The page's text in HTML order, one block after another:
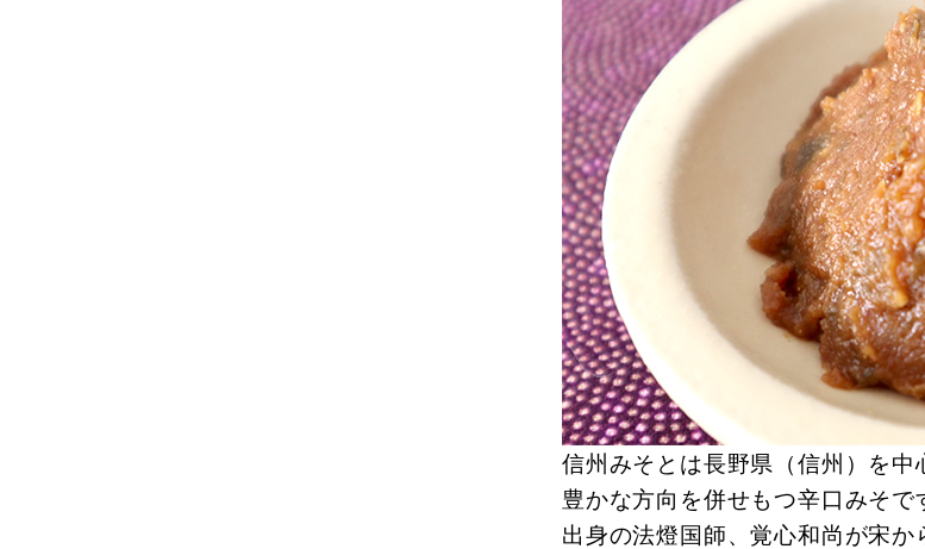
信州みそとは長野県（信州）を
豊かな方向を併せもつ辛口みそで
出身の法燈国師、覚心和尚が宋